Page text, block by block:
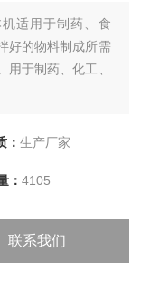
适用于制药、食
好的物料制成所需
于制药、化工、
： 生产厂家
： 4105
联系我们